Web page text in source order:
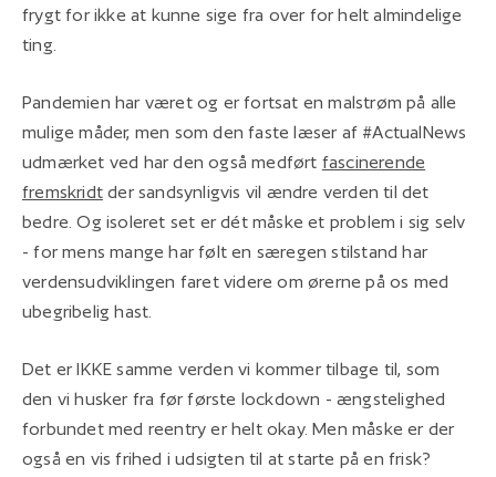
frygt for ikke at kunne sige fra over for helt almindelige
ting.
Pandemien har været og er fortsat en malstrøm på alle
mulige måder, men som den faste læser af #ActualNews
udmærket ved har den også medført fascinerende
fremskridt der sandsynligvis vil ændre verden til det
bedre. Og isoleret set er dét måske et problem i sig selv
- for mens mange har følt en særegen stilstand har
verdensudviklingen faret videre om ørerne på os med
ubegribelig hast.
Det er IKKE samme verden vi kommer tilbage til, som
den vi husker fra før første lockdown - ængstelighed
forbundet med reentry er helt okay. Men måske er der
også en vis frihed i udsigten til at starte på en frisk?